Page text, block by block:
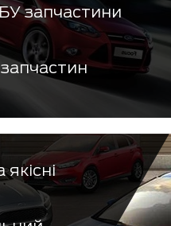
запчастини